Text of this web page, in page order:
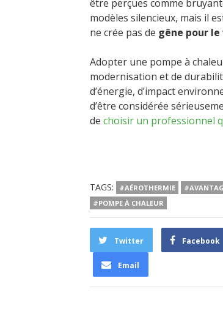
être perçues comme
modèles silencieux, mais il
ne crée pas de gêne pour
Adopter une pompe à
modernisation et de
d’énergie, d’impact
d’être considérée
de choisir un professionnel
TAGS: #AÉROTHERMIE
#POMPE À CHALEUR
Twitter Facebook
Email